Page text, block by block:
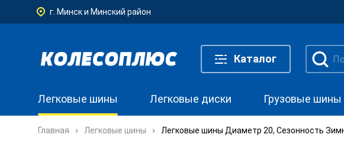
г. Минск и Минский район
Каталог
Легковые шины Легковые диски Грузовые шины
Главная Легковые шины Легковые шины Диаметр 20, Сезонность